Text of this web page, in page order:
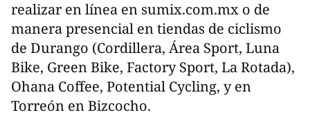
realizar en línea en sumix.com.mx o de
manera presencial en tiendas de ciclismo
de Durango (Cordillera, Área Sport, Luna
Bike, Green Bike, Factory Sport, La Rotada),
Ohana Coffee, Potential Cycling, y en
Torreón en Bizcocho.